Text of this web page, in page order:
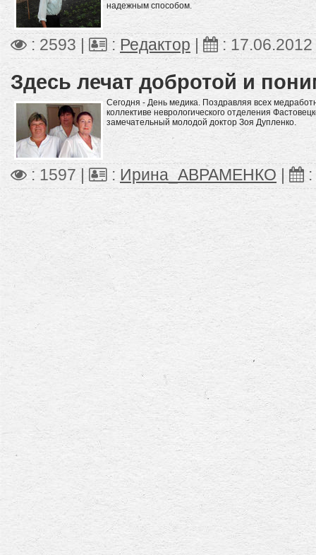
надежным способом.
: 2593 | : Редактор : 17.06.2012
Здесь лечат добротой и
Сегодня - День медика. Поздравляя всех
коллективе неврологического отделения
замечательный молодой доктор Зоя Дупленко.
: 1597 | : Ирина_АВРАМЕНКО :